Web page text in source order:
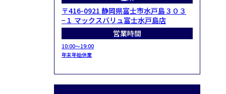
〒416-0921 静岡県富士市水戸島３０３
−１ マックスバリュ富士水戸島店
営業時間
10:00～19:00
年末年始休業